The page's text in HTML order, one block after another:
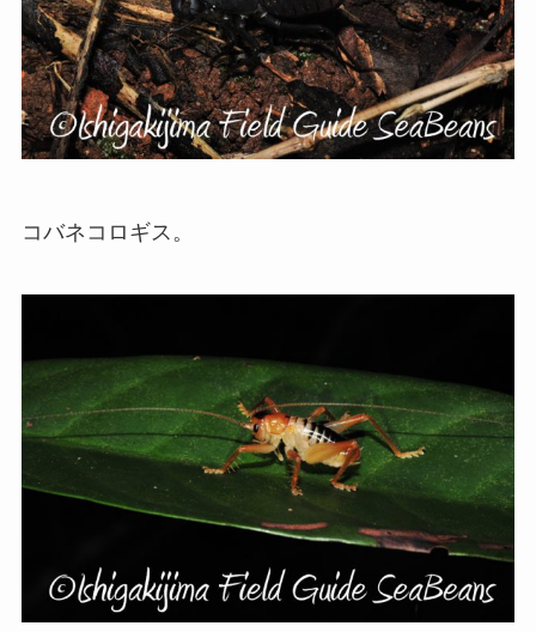
コバネコロギス。